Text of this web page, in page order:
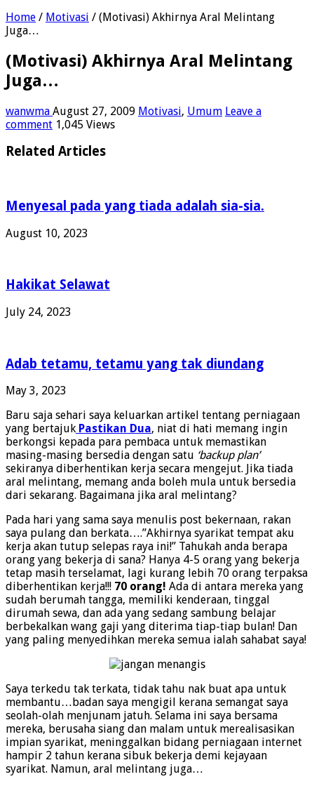
Home / Motivasi / (Motivasi) Akhirnya Aral Melintang
Juga…
(Motivasi) Akhirnya Aral Melintang
Juga…
wanwma August 27, 2009 Motivasi, Umum Leave a
comment 1,045 Views
Related Articles
Menyesal pada yang tiada adalah sia-sia.
August 10, 2023
Hakikat Selawat
July 24, 2023
Adab tetamu, tetamu yang tak diundang
May 3, 2023
Baru saja sehari saya keluarkan artikel tentang perniagaan
yang bertajuk Pastikan Dua, niat di hati memang ingin
berkongsi kepada para pembaca untuk memastikan
masing-masing bersedia dengan satu ‘backup plan’
sekiranya diberhentikan kerja secara mengejut. Jika tiada
aral melintang, memang anda boleh mula untuk bersedia
dari sekarang. Bagaimana jika aral melintang?
Pada hari yang sama saya menulis post bekernaan, rakan
saya pulang dan berkata….”Akhirnya syarikat tempat aku
kerja akan tutup selepas raya ini!” Tahukah anda berapa
orang yang bekerja di sana? Hanya 4-5 orang yang bekerja
tetap masih terselamat, lagi kurang lebih 70 orang terpaksa
diberhentikan kerja!!! 70 orang! Ada di antara mereka yang
sudah berumah tangga, memiliki kenderaan, tinggal
dirumah sewa, dan ada yang sedang sambung belajar
berbekalkan wang gaji yang diterima tiap-tiap bulan! Dan
yang paling menyedihkan mereka semua ialah sahabat saya!
Saya terkedu tak terkata, tidak tahu nak buat apa untuk
membantu…badan saya mengigil kerana semangat saya
seolah-olah menjunam jatuh. Selama ini saya bersama
mereka, berusaha siang dan malam untuk merealisasikan
impian syarikat, meninggalkan bidang perniagaan internet
hampir 2 tahun kerana sibuk bekerja demi kejayaan
syarikat. Namun, aral melintang juga…